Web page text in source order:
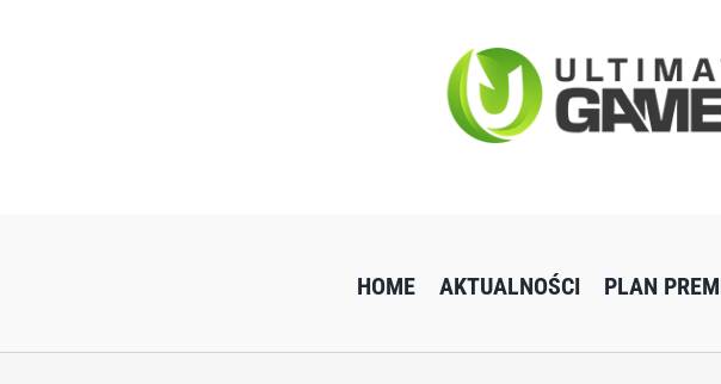
HOME AKTUALNOŚCI PLAN